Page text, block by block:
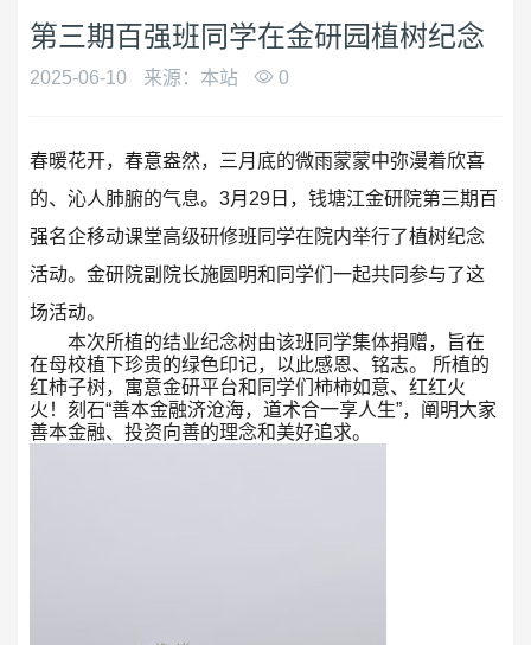
第三期百强班同学在金研园植树纪念
2025-06-10 来源：本站 0
春暖花开，春意盎然，三月底的微雨蒙蒙中弥漫着欣喜
的、沁人肺腑的气息。3月29日，钱塘江金研院第三期百
强名企移动课堂高级研修班同学在院内举行了植树纪念
活动。金研院副院长施圆明和同学们一起共同参与了这
场活动。
本次所植的结业纪念树由该班同学集体捐赠，旨在
在母校植下珍贵的绿色印记，以此感恩、铭志。 所植的
红柿子树，寓意金研平台和同学们柿柿如意、红红火
火！刻石“善本金融济沧海，道术合一享人生”，阐明大家
善本金融、投资向善的理念和美好追求。